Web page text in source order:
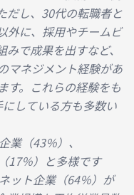
だし、30代の転職者と
外に、採用やチームビ
で成果を出すなど、
マネジメント経験があ
す。これらの経験をも
している方も多数い
業（43％）、
17％）と多様です
ット企業（64％）が